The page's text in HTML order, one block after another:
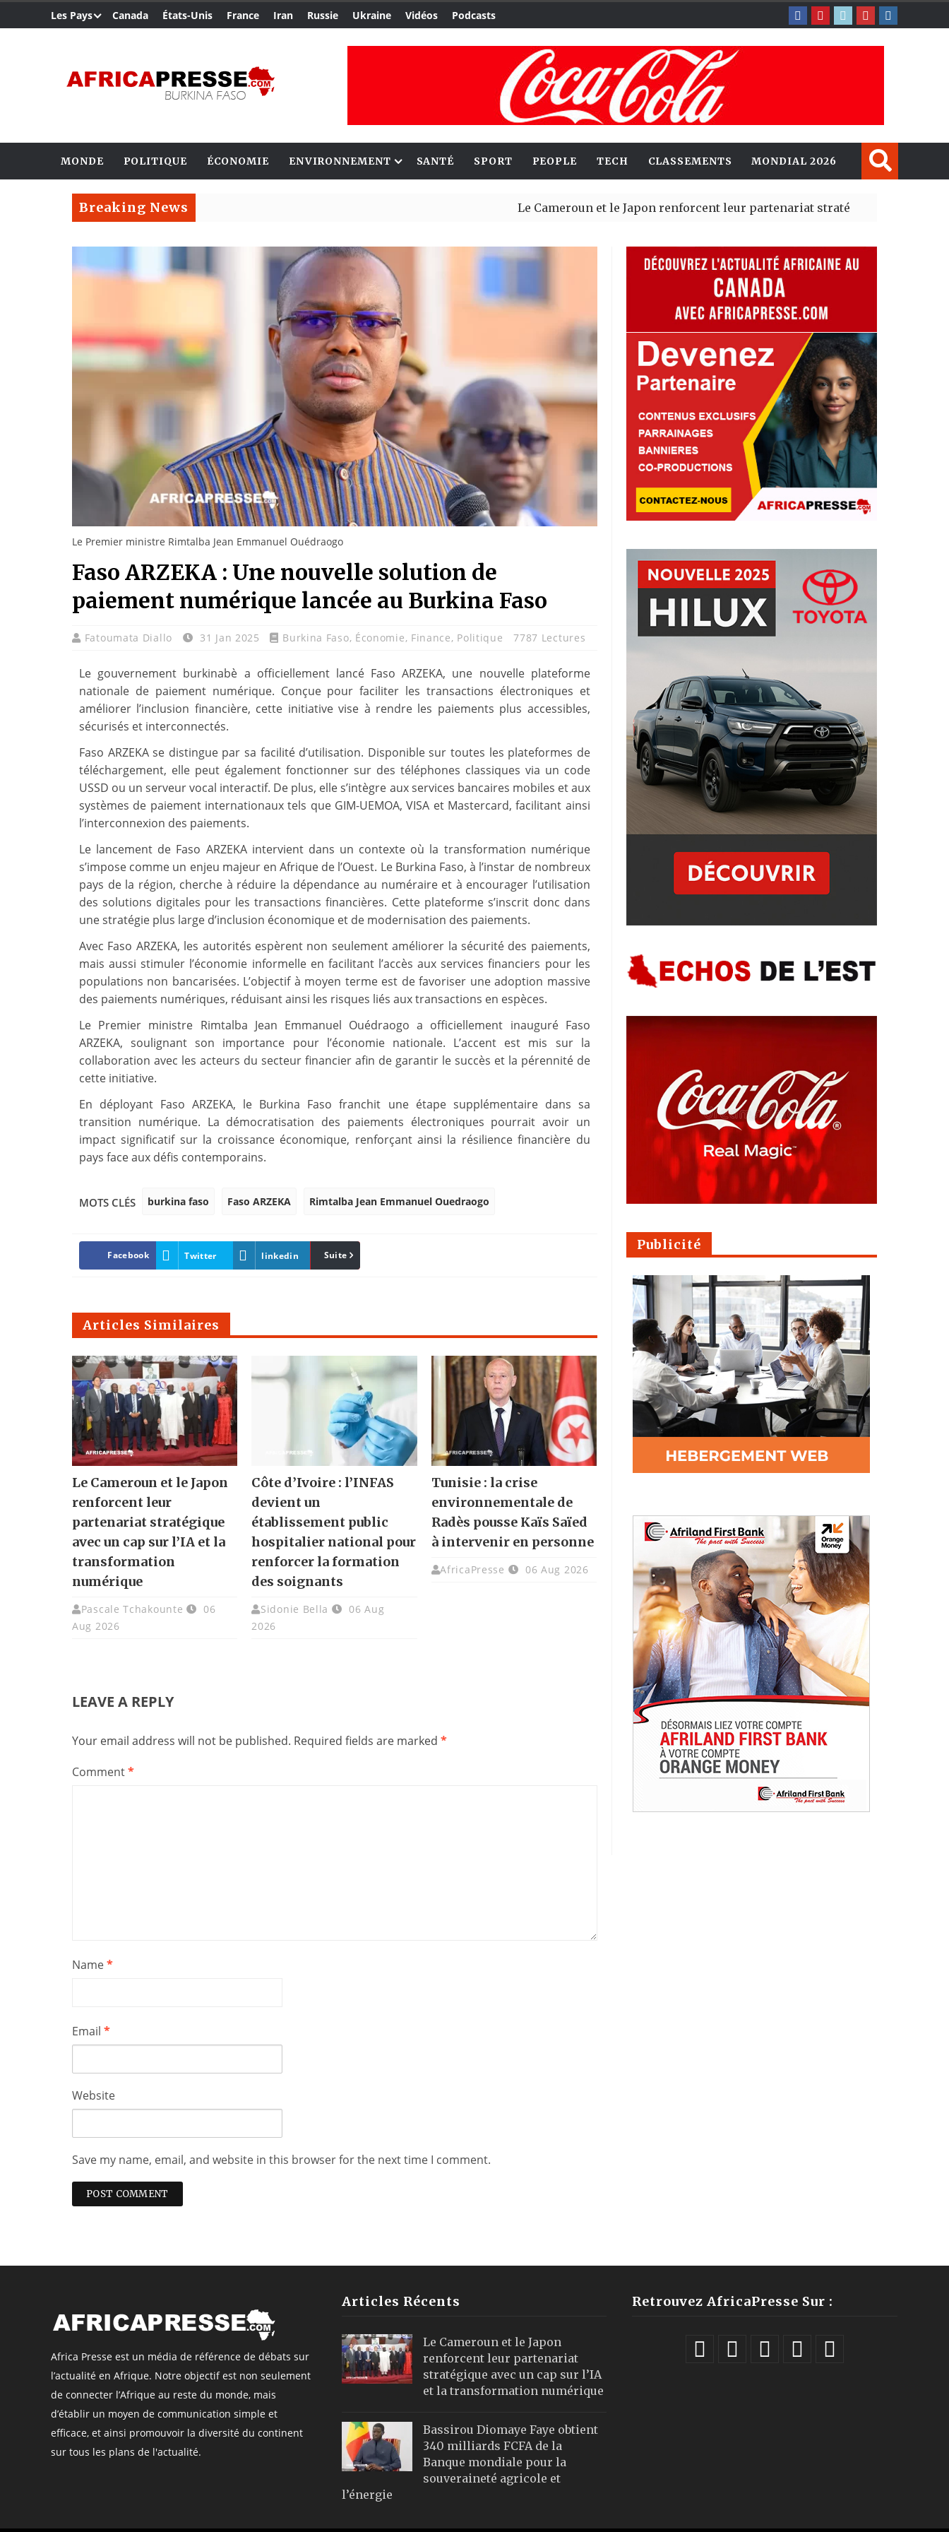
Les Pays Canada États-Unis France Iran Russie Ukraine Vidéos Podcasts
MONDE POLITIQUE ÉCONOMIE ENVIRONNEMENT SANTÉ SPORT PEOPLE TECH CLASSEMENTS MONDIAL 2026
Breaking News Le Cameroun et le Japon renforcent leur partenariat stratégique avec un cap sur
Le Premier ministre Rimtalba Jean Emmanuel Ouédraogo
Faso ARZEKA : Une nouvelle solution de
paiement numérique lancée au Burkina Faso
Fatoumata Diallo 31 Jan 2025 Burkina Faso, Économie, Finance, Politique 7787 Lectures
Le gouvernement burkinabè a officiellement lancé Faso ARZEKA, une nouvelle plateforme
nationale de paiement numérique. Conçue pour faciliter les transactions électroniques et
améliorer l’inclusion financière, cette initiative vise à rendre les paiements plus accessibles,
sécurisés et interconnectés.
Faso ARZEKA se distingue par sa facilité d’utilisation. Disponible sur toutes les plateformes de
téléchargement, elle peut également fonctionner sur des téléphones classiques via un code
USSD ou un serveur vocal interactif. De plus, elle s’intègre aux services bancaires mobiles et aux
systèmes de paiement internationaux tels que GIM-UEMOA, VISA et Mastercard, facilitant ainsi
l’interconnexion des paiements.
Le lancement de Faso ARZEKA intervient dans un contexte où la transformation numérique
s’impose comme un enjeu majeur en Afrique de l’Ouest. Le Burkina Faso, à l’instar de nombreux
pays de la région, cherche à réduire la dépendance au numéraire et à encourager l’utilisation
des solutions digitales pour les transactions financières. Cette plateforme s’inscrit donc dans
une stratégie plus large d’inclusion économique et de modernisation des paiements.
Avec Faso ARZEKA, les autorités espèrent non seulement améliorer la sécurité des paiements,
mais aussi stimuler l’économie informelle en facilitant l’accès aux services financiers pour les
populations non bancarisées. L’objectif à moyen terme est de favoriser une adoption massive
des paiements numériques, réduisant ainsi les risques liés aux transactions en espèces.
Le Premier ministre Rimtalba Jean Emmanuel Ouédraogo a officiellement inauguré Faso
ARZEKA, soulignant son importance pour l’économie nationale. L’accent est mis sur la
collaboration avec les acteurs du secteur financier afin de garantir le succès et la pérennité de
cette initiative.
En déployant Faso ARZEKA, le Burkina Faso franchit une étape supplémentaire dans sa
transition numérique. La démocratisation des paiements électroniques pourrait avoir un
impact significatif sur la croissance économique, renforçant ainsi la résilience financière du
pays face aux défis contemporains.
MOTS CLÉS burkina faso Faso ARZEKA Rimtalba Jean Emmanuel Ouedraogo
Facebook Twitter linkedin Pinterest
Suite
Articles Similaires
Le Cameroun et le Japon
renforcent leur
partenariat stratégique
avec un cap sur l’IA et la
transformation
numérique
Pascale Tchakounte
06
Aug 2026
Côte d’Ivoire : l’INFAS
devient un
établissement public
hospitalier national pour
renforcer la formation
des soignants
Sidonie Bella
06 Aug
2026
Tunisie : la crise
environnementale de
Radès pousse Kaïs Saïed
à intervenir en personne
AfricaPresse 06 Aug 2026
LEAVE A REPLY
Your email address will not be published. Required fields are marked *
Comment*
Name*
Email *
Website
Save my name, email, and website in this browser for the next time I comment.
Publicité
Africa Presse est un média de référence de débats sur
l’actualité en Afrique. Notre objectif est non seulement
de connecter l’Afrique au reste du monde, mais
d’établir un moyen de communication simple et
efficace, et ainsi promouvoir la diversité du continent
sur tous les plans de l'actualité.
Articles Récents
Le Cameroun et le Japon
renforcent leur partenariat
stratégique avec un cap sur l’IA
et la transformation numérique
Bassirou Diomaye Faye obtient
340 milliards FCFA de la
Banque mondiale pour la
souveraineté agricole et
l’énergie
Retrouvez AfricaPresse Sur :